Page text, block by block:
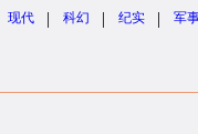
现代 | 科幻 | 纪实 | 军